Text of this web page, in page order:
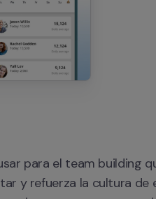
para el team building
y refuerza la cultura de